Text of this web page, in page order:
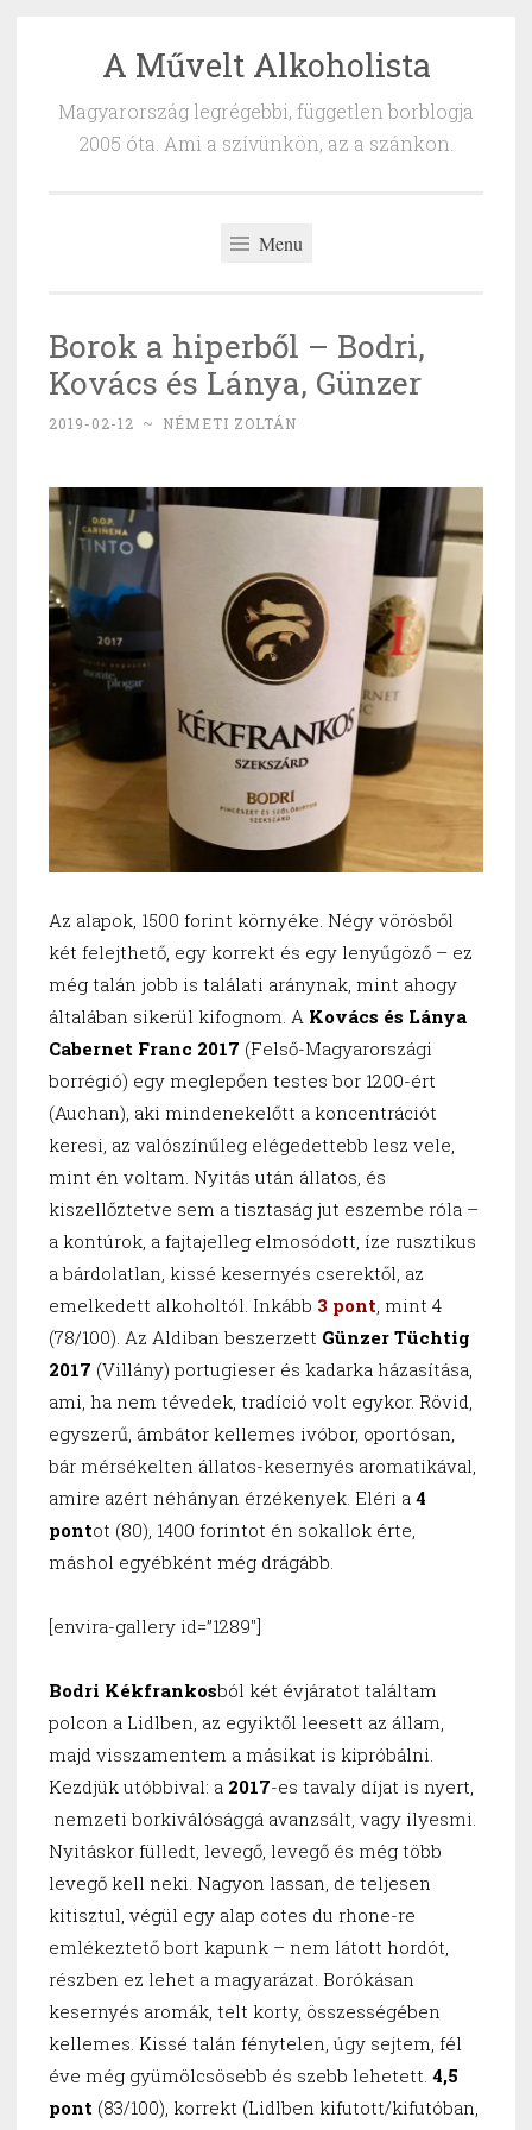
content
A Művelt Alkoholista
Magyarország legrégebbi, független borblogja
2005 óta. Ami a szívünkön, az a szánkon.
Menu
Borok a hiperből – Bodri,
Kovács és Lánya, Günzer
2019-02-12 ~ NÉMETI ZOLTÁN
Az alapok, 1500 forint környéke. Négy vörösből
két felejthető, egy korrekt és egy lenyűgöző – ez
még talán jobb is találati aránynak, mint ahogy
általában sikerül kifognom. A Kovács és Lánya
Cabernet Franc 2017 (Felső-Magyarországi
borrégió) egy meglepően testes bor 1200-ért
(Auchan), aki mindenekelőtt a koncentrációt
keresi, az valószínűleg elégedettebb lesz vele,
mint én voltam. Nyitás után állatos, és
kiszellőztetve sem a tisztaság jut eszembe róla –
a kontúrok, a fajtajelleg elmosódott, íze rusztikus
a bárdolatlan, kissé kesernyés cserektől, az
emelkedett alkoholtól. Inkább 3 pont, mint 4
(78/100). Az Aldiban beszerzett Günzer Tüchtig
2017 (Villány) portugieser és kadarka házasítása,
ami, ha nem tévedek, tradíció volt egykor. Rövid,
egyszerű, ámbátor kellemes ivóbor, oportósan,
bár mérsékelten állatos-kesernyés aromatikával,
amire azért néhányan érzékenyek. Eléri a 4
pontot (80), 1400 forintot én sokallok érte,
máshol egyébként még drágább.
[envira-gallery id=”1289″]
Bodri Kékfrankosból két évjáratot találtam
polcon a Lidlben, az egyiktől leesett az állam,
majd visszamentem a másikat is kipróbálni.
Kezdjük utóbbival: a 2017-es tavaly díjat is nyert,
nemzeti borkiválósággá avanzsált, vagy ilyesmi.
Nyitáskor fülledt, levegő, levegő és még több
levegő kell neki. Nagyon lassan, de teljesen
kitisztul, végül egy alap cotes du rhone-re
emlékeztető bort kapunk – nem látott hordót,
részben ez lehet a magyarázat. Borókásan
kesernyés aromák, telt korty, összességében
kellemes. Kissé talán fénytelen, úgy sejtem, fél
éve még gyümölcsösebb és szebb lehetett. 4,5
pont (83/100), korrekt (Lidlben kifutott/kifutóban,